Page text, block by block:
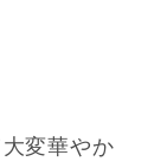
変華やか